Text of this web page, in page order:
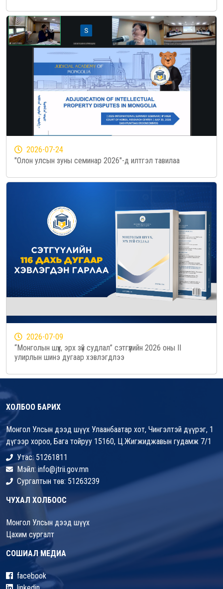
2026-07-24
"Олон улсын зуны семинар 2026"-д илтгэл тавилаа
2026-07-09
“Монголын шүүх, эрх зүй судлал” сэтгүүлийн 2026 оны II
улирлын шинэ дугаар хэвлэгдлээ
ХОЛБОО БАРИХ
Монгол Улсын дээд шүүх Улаанбаатар хот, Чингэлтэй дүүрэг, 1
дүгээр хороо, Бага тойруу 15160, Ц.Жигжиджавын гудамж 7/1
Утас: 51261811
Мэйл: info@jtrii.gov.mn
Сургалтын төв: 51263239
ЧУХАЛ ХОЛБООС
Монгол Улсын дээд шүүх
Цахим сургалт
СОШИАЛ МЕДИА
facebook